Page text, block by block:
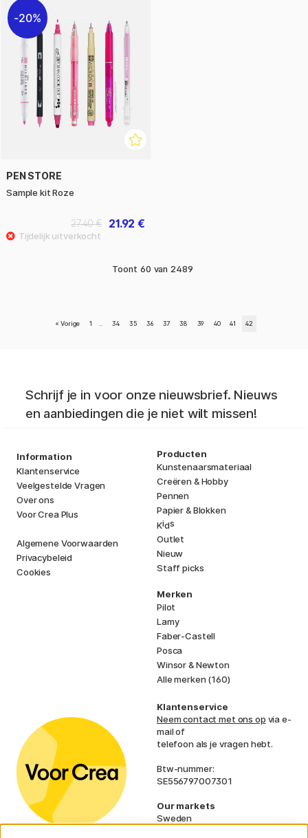
20%
PEN STORE
Sample kit Roze
21.92 €
27.40 €
Toont 60 van 2489
« Vorige 1 34 35 36 37 38 39 40 41 42
Schrijf je in voor onze nieuwsbrief. Nieuws
en aanbiedingen die je niet wilt missen!
Information
Klantenservice
Veelgestelde Vragen
Over ons
Voor Crea Plus
Algemene Voorwaarden
Privacybeleid
Cookies
Producten
Kunstenaarsmateriaal
Creëren & Hobby
Pennen
Papier & Blokken
Kids
Outlet
Nieuw
Staff picks
Merken
Pilot
Lamy
Faber-Castell
Posca
Winsor & Newton
Alle merken (160)
Klantenservice
Neem contact met ons op via e-
mail of
telefoon als je vragen hebt.
Btw-nummer:
SE556797007301
Our markets
Sweden